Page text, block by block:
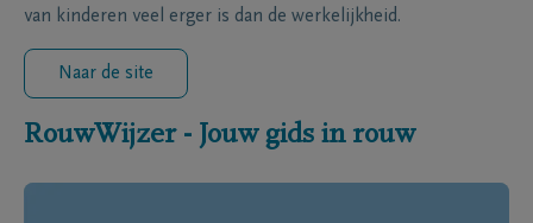
van kinderen veel erger is dan de werkelijkheid.
Naar de site
RouwWijzer - Jouw gids in rouw